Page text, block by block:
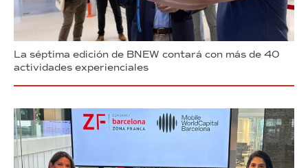
La séptima edición de BNEW contará con más de 40
actividades experienciales